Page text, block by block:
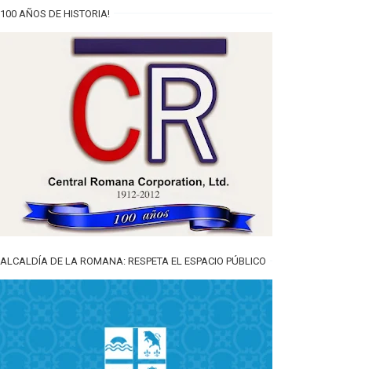
100 AÑOS DE HISTORIA!
ALCALDÍA DE LA ROMANA: RESPETA EL ESPACIO PÚBLICO